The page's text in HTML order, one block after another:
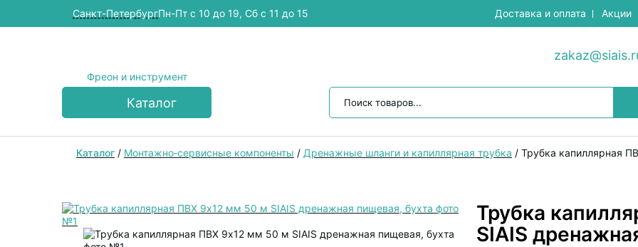
Cанкт-ПетербургПн-Пт с 10 до 19, Сб с 11 до 15 Доставка и оплата Акции
Фреон и инструмент
Каталог
Каталог / Монтажно‑сервисные компоненты / Дренажные шланги и капиллярная трубка / Трубка капиллярная
Трубка
SIAIS